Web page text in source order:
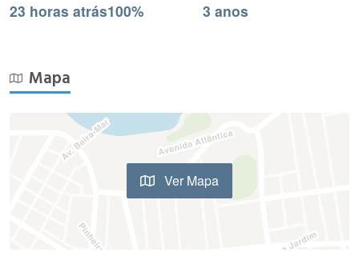
23 horas atrás100% 3 anos
Mapa
Ver Mapa